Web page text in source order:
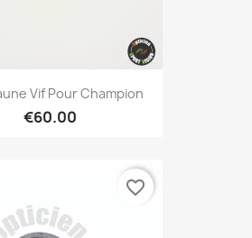
Vif Pour Champion
€60.00
favorite_border